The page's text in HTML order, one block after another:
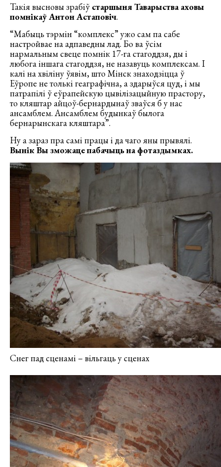
Такія высновы зрабіў старшыня Таварыства аховы
помнікаў Антон Астаповіч.
“Мабыць тэрмін “комплекс” ужо сам па сабе
настройвае на адпаведны лад. Бо ва ўсім
нармальным свеце помнік 17-га стагоддзя, ды і
любога іншага стагоддзя, не назавуць комплексам. І
калі на хвіліну ўявім, што Мінск знаходзіцца ў
Еўропе не толькі геаграфічна, а здарыўся цуд, і мы
патрапілі ў еўрапейскую цывілізацыйную прастору,
то кляштар айцоў-бернардынаў зваўся б у нас
ансамблем. Ансамблем будынкаў былога
бернарынскага кляштара”.
Ну а зараз пра самі працы і да чаго яны прывялі.
Вынік Вы зможаце пабачыць на фотаздымках.
Снег пад сценамі – вільгаць у сценах